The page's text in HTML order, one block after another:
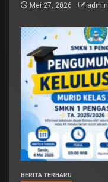
Mei 27, 2026 admin
BERITA TERBARU